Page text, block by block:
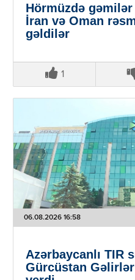
Hörmüzdə
İran və Oman
gəldilər
1
06.08.2026 16:58
Azərbaycanlı TIR
Gürcüstan